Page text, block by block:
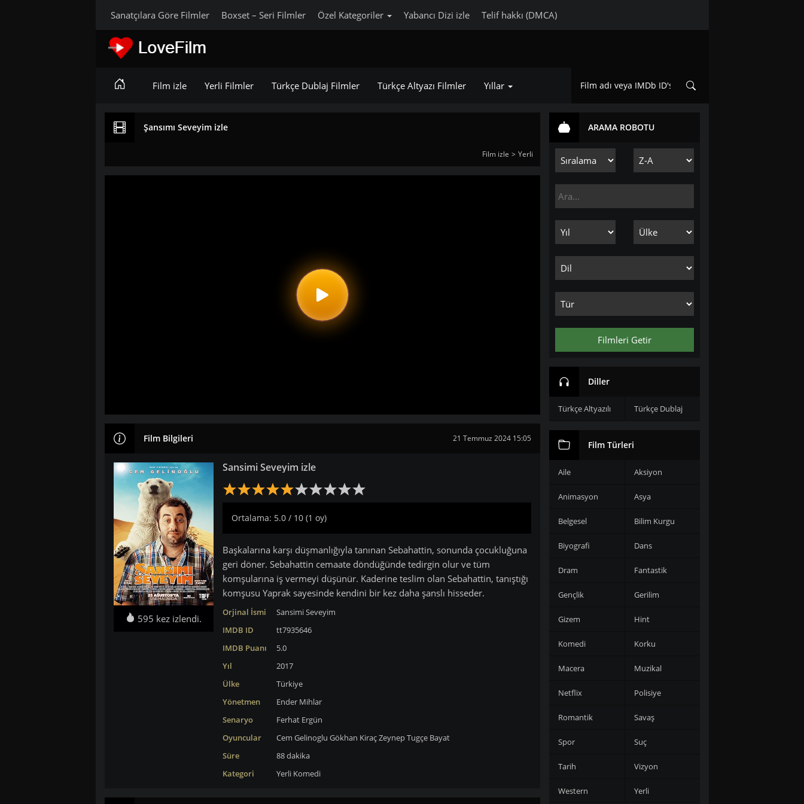
Sanatçılara Göre Filmler Boxset – Seri Filmler Özel Kategoriler Yabancı Dizi izle Telif hakkı (DMCA)
Film izle Yerli Filmler Türkçe Dublaj Filmler Türkçe Altyazı Filmler Yıllar
Şansımı Seveyim izle
Film izle Yerli
Film Bilgileri 21 Temmuz 2024 15:05
595 kez izlendi.
Sansimi Seveyim izle
Ortalama: 5.0 / 10 (1 oy)
Başkalarına karşı düşmanlığıyla tanınan Sebahattin, sonunda çocukluğuna
geri döner. Sebahattin cemaate döndüğünde tedirgin olur ve tüm
komşularına iş vermeyi düşünür. Kaderine teslim olan Sebahattin, tanıştığı
komşusu Yaprak sayesinde kendini bir kez daha şanslı hisseder.
Orjinal İsmi
Sansimi Seveyim
IMDB ID
tt7935646
IMDB Puanı
5.0
Yıl
2017
Ülke
Türkiye
Yönetmen
Ender Mihlar
Senaryo
Ferhat Ergün
Oyuncular
Cem Gelinoglu Gökhan KiraçZeynep Tugçe Bayat
Süre
88 dakika
Kategori
Yerli Komedi
ARAMA ROBOTU
Filmleri Getir
Diller
Türkçe Altyazılı Türkçe Dublaj
Film Türleri
Aile Aksiyon
Animasyon Asya
Belgesel Bilim Kurgu
Biyografi Dans
Dram Fantastik
Gençlik Gerilim
Gizem Hint
Komedi Korku
Macera Muzikal
Netflix Polisiye
Romantik Savaş
Spor Suç
Tarih Vizyon
Western Yerli